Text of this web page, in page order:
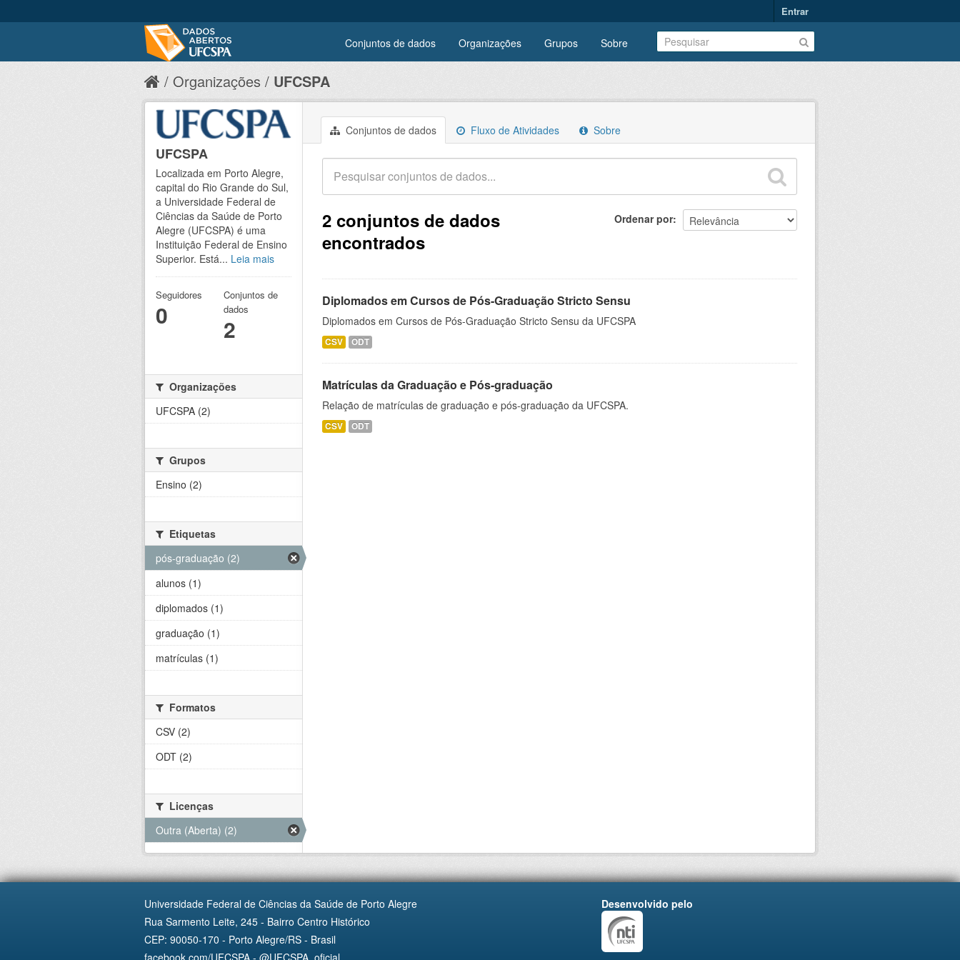
Entrar
Conjuntos de dados Organizações Grupos Sobre
Organizações UFCSPA
Conjuntos de dados Fluxo de Atividades Sobre
Ordenar por
2 conjuntos de dados
encontrados
Diplomados em Cursos de Pós-Graduação Stricto Sensu
Diplomados em Cursos de Pós-Graduação Stricto Sensu da UFCSPA
CSV ODT
Matrículas da Graduação e Pós-graduação
Relação de matrículas de graduação e pós-graduação da UFCSPA.
CSV ODT
UFCSPA
Localizada em Porto Alegre,
capital do Rio Grande do Sul,
a Universidade Federal de
Ciências da Saúde de Porto
Alegre (UFCSPA) é uma
Instituição Federal de Ensino
Superior. Está... Leia mais
Seguidores
0
Conjuntos de
dados
2
Organizações
UFCSPA (2)
Grupos
Ensino (2)
Etiquetas
pós-graduação (2)
alunos (1)
diplomados (1)
graduação (1)
matrículas (1)
Formatos
CSV (2)
ODT (2)
Licenças
Outra (Aberta) (2)
Universidade Federal de Ciências da Saúde de Porto Alegre
Rua Sarmento Leite, 245 - Bairro Centro Histórico
CEP: 90050-170 - Porto Alegre/RS - Brasil
facebook.com/UFCSPA - @UFCSPA_oficial
Desenvolvido pelo